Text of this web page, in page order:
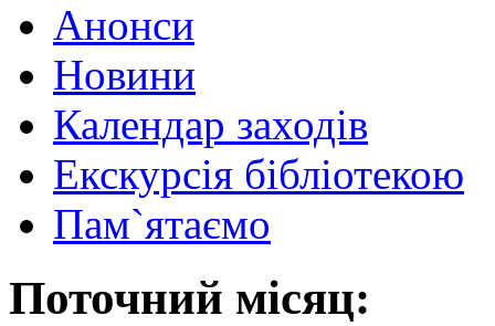
Анонси
Новини
Календар заходів
Екскурсія бібліотекою
Пам`ятаємо
Поточний місяц: